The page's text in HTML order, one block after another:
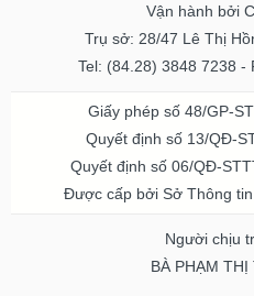
Vận hành bởi
Trụ sở: 28/47 Lê Thị
Tel: (84.28) 3848 7238 -
Giấy phép số 48/GP-
Quyết định số 13/QĐ-
Quyết định số 06/QĐ-
Được cấp bởi Sở Thông
Người chịu
BÀ PHẠM THỊ